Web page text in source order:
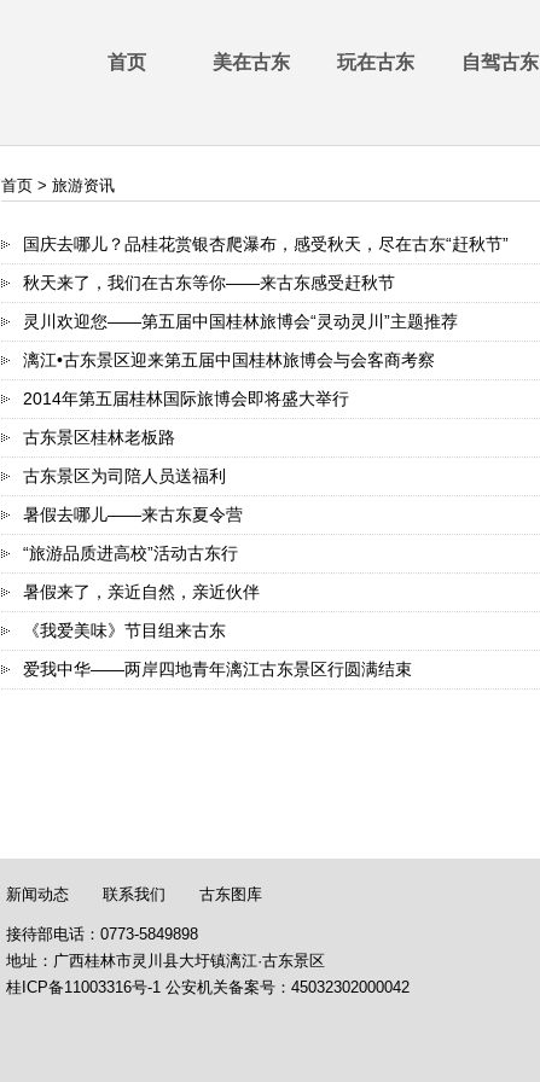
首页 美在古东 玩在古东 自驾古东
首页 > 旅游资讯
国庆去哪儿？品桂花赏银杏爬瀑布，感受秋天，尽在古东“赶秋节”
秋天来了，我们在古东等你——来古东感受赶秋节
灵川欢迎您——第五届中国桂林旅博会“灵动灵川”主题推荐
漓江•古东景区迎来第五届中国桂林旅博会与会客商考察
2014年第五届桂林国际旅博会即将盛大举行
古东景区桂林老板路
古东景区为司陪人员送福利
暑假去哪儿——来古东夏令营
“旅游品质进高校”活动古东行
暑假来了，亲近自然，亲近伙伴
《我爱美味》节目组来古东
爱我中华——两岸四地青年漓江古东景区行圆满结束
新闻动态 联系我们 古东图库
接待部电话：0773-5849898
地址：广西桂林市灵川县大圩镇漓江·古东景区
桂ICP备11003316号-1 公安机关备案号： 45032302000042